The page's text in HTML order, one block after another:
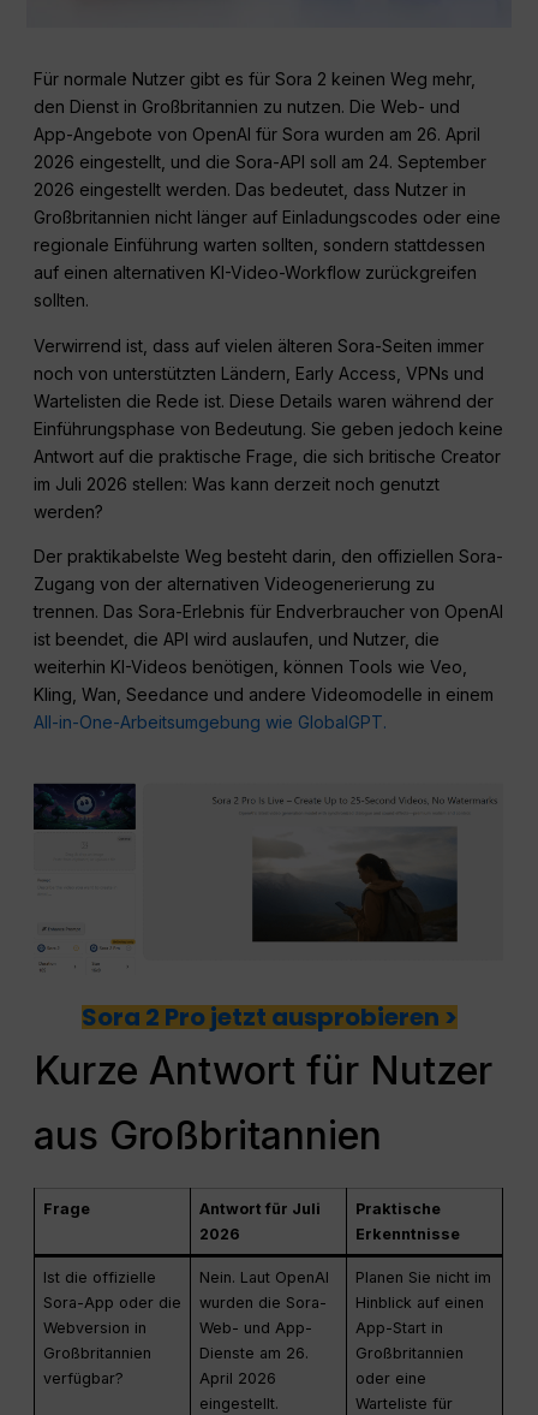
Für normale Nutzer gibt es für Sora 2 keinen Weg mehr,
den Dienst in Großbritannien zu nutzen. Die Web- und
App-Angebote von OpenAI für Sora wurden am 26. April
2026 eingestellt, und die Sora-API soll am 24. September
2026 eingestellt werden. Das bedeutet, dass Nutzer in
Großbritannien nicht länger auf Einladungscodes oder eine
regionale Einführung warten sollten, sondern stattdessen
auf einen alternativen KI-Video-Workflow zurückgreifen
sollten.
Verwirrend ist, dass auf vielen älteren Sora-Seiten immer
noch von unterstützten Ländern, Early Access, VPNs und
Wartelisten die Rede ist. Diese Details waren während der
Einführungsphase von Bedeutung. Sie geben jedoch keine
Antwort auf die praktische Frage, die sich britische Creator
im Juli 2026 stellen: Was kann derzeit noch genutzt
werden?
Der praktikabelste Weg besteht darin, den offiziellen Sora-
Zugang von der alternativen Videogenerierung zu
trennen. Das Sora-Erlebnis für Endverbraucher von OpenAI
ist beendet, die API wird auslaufen, und Nutzer, die
weiterhin KI-Videos benötigen, können Tools wie Veo,
Kling, Wan, Seedance und andere Videomodelle in einem
All-in-One-Arbeitsumgebung wie GlobalGPT.
Sora 2 Pro jetzt ausprobieren >
Kurze Antwort für Nutzer
aus Großbritannien
Frage
Antwort für Juli
2026
Praktische
Erkenntnisse
Ist die offizielle
Sora-App oder die
Webversion in
Großbritannien
verfügbar?
Nein. Laut OpenAI
wurden die Sora-
Web- und App-
Dienste am 26.
April 2026
eingestellt.
Planen Sie nicht im
Hinblick auf einen
App-Start in
Großbritannien
oder eine
Warteliste für